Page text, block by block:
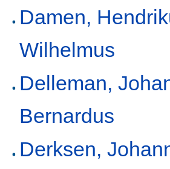
Damen,
Wilhelmus
Delleman,
Bernardus
Derksen,